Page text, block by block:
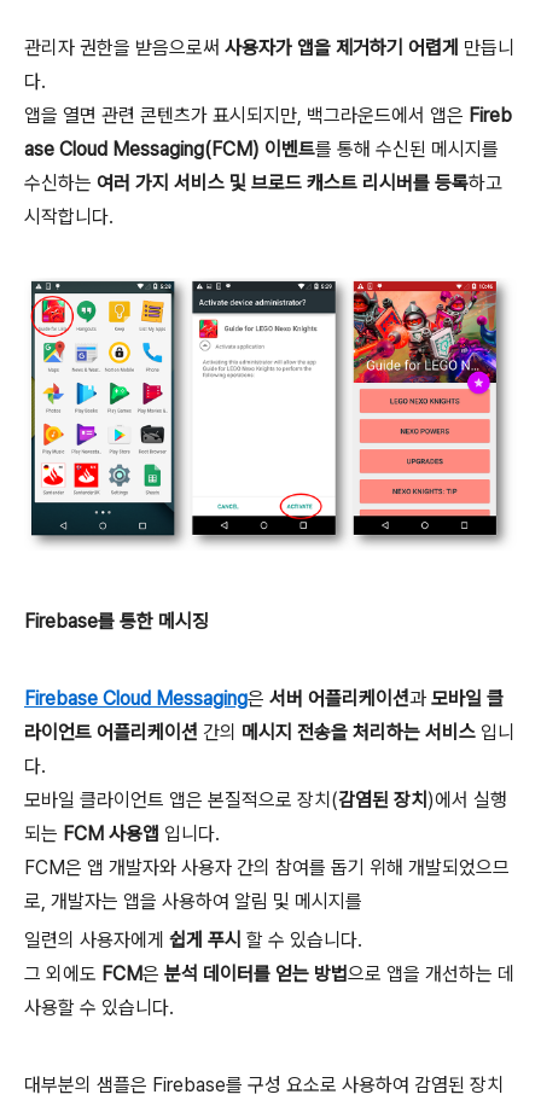
관리자 권한을 받음으로써 사용자가 앱을 제거하기 어렵게 만듭니
다.
앱을 열면 관련 콘텐츠가 표시되지만, 백그라운드에서 앱은 Fireb
ase Cloud Messaging(FCM) 이벤트를 통해 수신된 메시지를
수신하는 여러 가지 서비스 및 브로드 캐스트 리시버를 등록하고
시작합니다.
Firebase를 통한 메시징
Firebase Cloud Messaging은 서버 어플리케이션과 모바일 클
라이언트 어플리케이션 간의 메시지 전송을 처리하는 서비스 입니
다.
모바일 클라이언트 앱은 본질적으로 장치(감염된 장치 )에서 실행
되는 FCM 사용앱 입니다.
FCM은 앱 개발자와 사용자 간의 참여를 돕기 위해 개발되었으므
로, 개발자는 앱을 사용하여 알림 및 메시지를
일련의 사용자에게 쉽게 푸시 할 수 있습니다.
그 외에도 FCM은 분석 데이터를 얻는 방법으로 앱을 개선하는 데
사용할 수 있습니다.
대부분의 샘플은 Firebase를 구성 요소로 사용하여 감염된 장치